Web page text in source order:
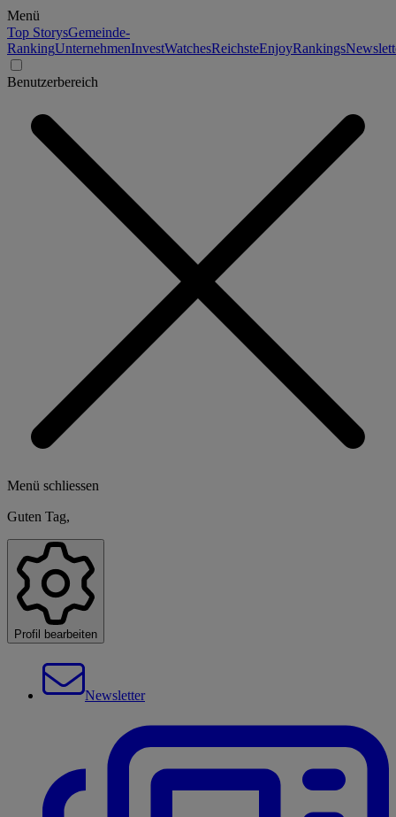
Menü
Top StorysGemeinde-
RankingUnternehmenInvestWatchesReichsteEnjoyRankings
Benutzerbereich
Menü schliessen
Guten Tag,
Profil bearbeiten
Newsletter